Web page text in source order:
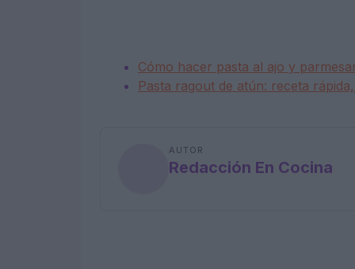
Cómo hacer pasta al ajo y
Pasta ragout de atún: receta
AUTOR
Redacción En Cocina